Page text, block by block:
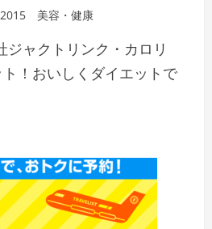
美容・健康
ジャクトリンク・カロリ
！おいしくダイエットで